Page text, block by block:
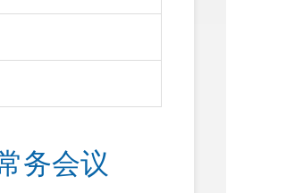
务会议